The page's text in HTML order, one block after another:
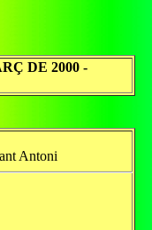
DE 2000 -
Antoni